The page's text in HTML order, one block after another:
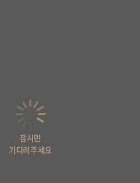
잠시만
기다려주세요